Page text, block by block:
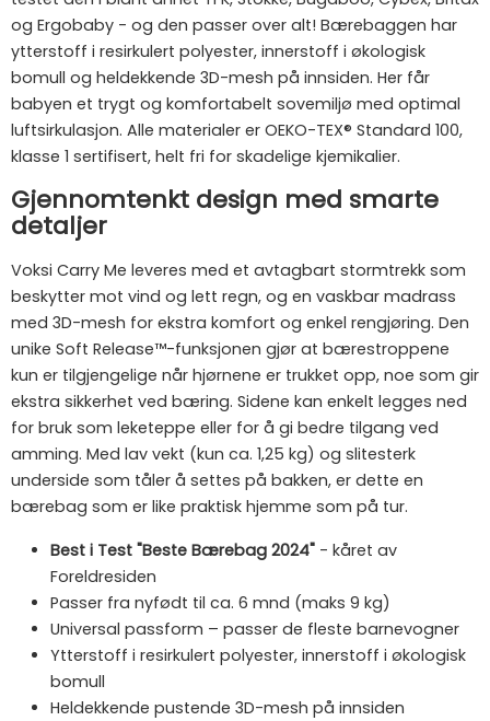
og Ergobaby - og den passer over alt! Bærebaggen har
ytterstoff i resirkulert polyester, innerstoff i økologisk
bomull og heldekkende 3D-mesh på innsiden. Her får
babyen et trygt og komfortabelt sovemiljø med optimal
luftsirkulasjon. Alle materialer er OEKO-TEX® Standard 100,
klasse 1 sertifisert, helt fri for skadelige kjemikalier.
Gjennomtenkt design med smarte
detaljer
Voksi Carry Me leveres med et avtagbart stormtrekk som
beskytter mot vind og lett regn, og en vaskbar madrass
med 3D-mesh for ekstra komfort og enkel rengjøring. Den
unike Soft Release™-funksjonen gjør at bærestroppene
kun er tilgjengelige når hjørnene er trukket opp, noe som gir
ekstra sikkerhet ved bæring. Sidene kan enkelt legges ned
for bruk som leketeppe eller for å gi bedre tilgang ved
amming. Med lav vekt (kun ca. 1,25 kg) og slitesterk
underside som tåler å settes på bakken, er dette en
bærebag som er like praktisk hjemme som på tur.
Best i Test "Beste Bærebag 2024" - kåret av
Foreldresiden
Passer fra nyfødt til ca. 6 mnd (maks 9 kg)
Universal passform – passer de fleste barnevogner
Ytterstoff i resirkulert polyester, innerstoff i økologisk
bomull
Heldekkende pustende 3D-mesh på innsiden